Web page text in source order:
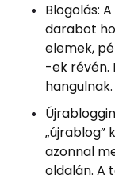
Blogolás:
darabot
elemek,
-ek révén.
hangulnak.
„újrablog”
azonnal
oldalán. A